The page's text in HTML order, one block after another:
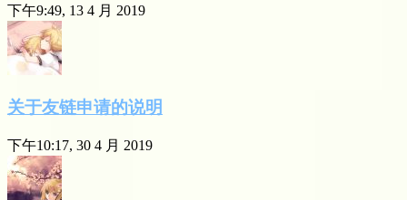
下午9:49, 13 4 月 2019
关于友链申请的说明
下午10:17, 30 4 月 2019